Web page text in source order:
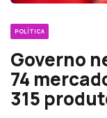
POLÍTICA
Governo
74
315